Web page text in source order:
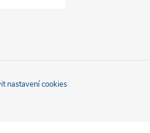
nastavení cookies